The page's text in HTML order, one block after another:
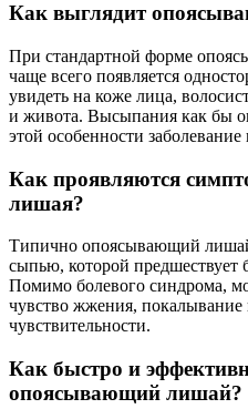
Как выглядит
При стандартной форме
чаще всего появляется
увидеть на коже лица,
и живота. Высыпания как бы
этой особенности
Как проявляются
лишая?
Типично опоясывающий лишай
сыпью, которой предшествует
Помимо болевого синдрома,
чувство жжения,
чувствительности.
Как быстро и
опоясывающий лишай?